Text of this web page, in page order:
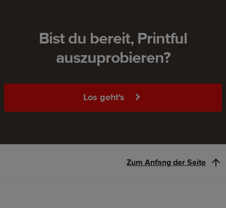
Bist du bereit, Printful
auszuprobieren?
Los geht's
Zum Anfang der Seite